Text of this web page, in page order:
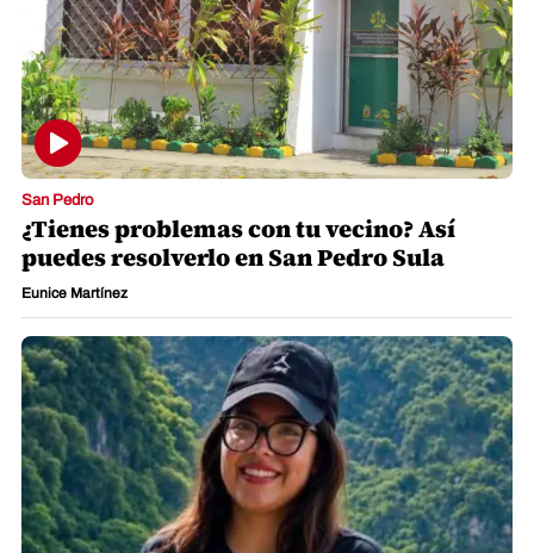
San Pedro
¿Tienes problemas con tu vecino? Así
puedes resolverlo en San Pedro Sula
Eunice Martínez